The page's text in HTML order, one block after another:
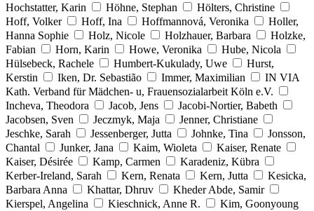
Hochstatter, Karin
Höhne, Stephan
Hölters, Christine
Hoff, Volker
Hoff, Ina Hoffmannová, Veronika
Holler,
Hanna Sophie
Holz, Nicole Holzhauer, Barbara
Holzke,
Fabian
Horn, Karin Howe, Veronika
Hube, Nicola
Hülsebeck, Rachele
Humbert-Kukulady, Uwe
Hurst,
Kerstin
Iken, Dr. Sebastião Immer, Maximilian
IN VIA
Kath. Verband für Mädchen- u, Frauensozialarbeit Köln e.V.
Incheva, Theodora
Jacob, Jens
Jacobi-Nortier, Babeth
Jacobsen, Sven
Jeczmyk, Maja
Jenner, Christiane
Jeschke, Sarah
Jessenberger, Jutta Johnke, Tina
Jonsson,
Chantal
Junker, Jana Kaim, Wioleta
Kaiser, Renate
Kaiser, Désirée
Kamp, Carmen
Karadeniz, Kübra
Kerber-Ireland, Sarah
Kern, Renata Kern, Jutta
Kesicka,
Barbara Anna
Khattar, Dhruv
Kheder Abde, Samir
Kierspel, Angelina
Kieschnick, Anne R. Kim, Goonyoung